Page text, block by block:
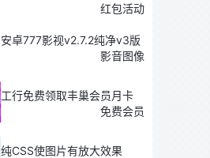
红包活动
安卓777影视v2.7.2纯净v3版
影音图像
工行免费领取丰巢会员月卡
免费会员
纯CSS使图片有放大效果